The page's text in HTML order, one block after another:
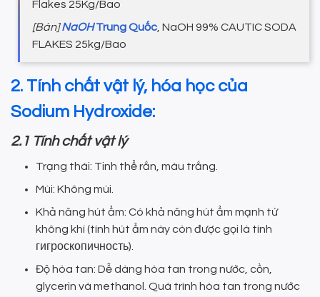
Flakes 25Kg/Bao
[Bán]NaOHTrung Quốc , NaOH 99% CAUTIC SODA
FLAKES 25kg/Bao
2. Tính chất vật lý, hóa học của
Sodium Hydroxide:
2.1 Tính chất vật lý
Trạng thái: Tinh thể rắn, màu trắng.
Mùi: Không mùi.
Khả năng hút ẩm: Có khả năng hút ẩm mạnh từ
không khí (tính hút ẩm này còn được gọi là tính
гигроскопичность).
Độ hòa tan: Dễ dàng hòa tan trong nước, cồn,
glycerin và methanol. Quá trình hòa tan trong nước